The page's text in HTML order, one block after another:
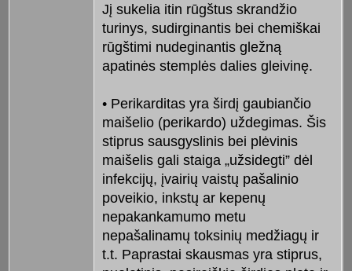
Jį sukelia itin rūgštus skrandžio
turinys, sudirginantis bei chemiškai
rūgštimi nudeginantis gležną
apatinės stemplės dalies gleivinę.
• Perikarditas yra širdį gaubiančio
maišelio (perikardo) uždegimas. Šis
stiprus sausgyslinis bei plėvinis
maišelis gali staiga „užsidegti” dėl
infekcijų, įvairių vaistų pašalinio
poveikio, inkstų ar kepenų
nepakankamumo metu
nepašalinamų toksinių medžiagų ir
t.t. Paprastai skausmas yra stiprus,